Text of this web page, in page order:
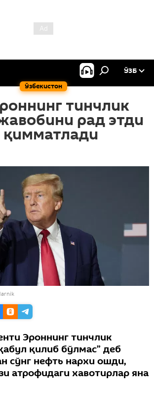
Ўзбекистон
ЎЗБ
тинчлик
рад этди
Эроннинг тинчлик
қилиб бўлмас” деб
сўнг нефть нархи ошди,
атрофидаги хавотирлар яна